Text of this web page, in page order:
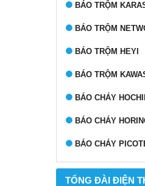
BÁO TRỘM
BÁO TRỘM
BÁO TRỘM HEYI
BÁO TRỘM
BÁO CHÁY
BÁO CHÁY
BÁO CHÁY
TỔNG ĐÀI ĐIỆN